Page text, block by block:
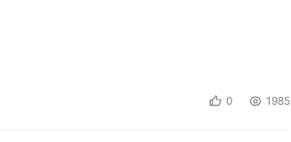
0 1985